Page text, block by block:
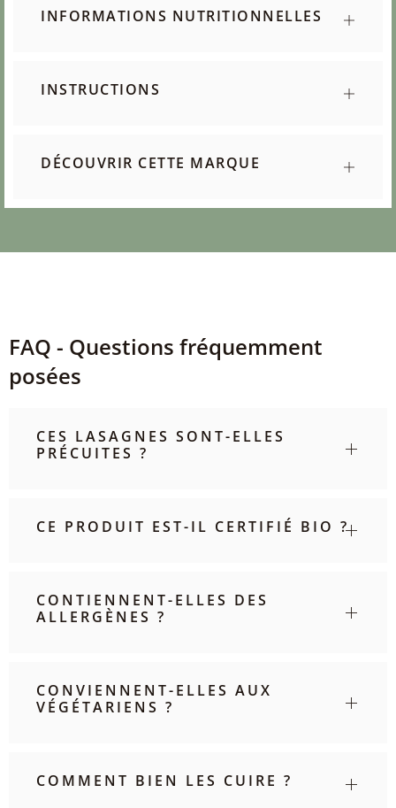
INFORMATIONS NUTRITIONNELLES
INSTRUCTIONS
DÉCOUVRIR CETTE MARQUE
FAQ - Questions fréquemment
posées
CES LASAGNES SONT-ELLES
PRÉCUITES ?
CE PRODUIT EST-IL CERTIFIÉ BIO ?
CONTIENNENT-ELLES DES
ALLERGÈNES ?
CONVIENNENT-ELLES AUX
VÉGÉTARIENS ?
COMMENT BIEN LES CUIRE ?